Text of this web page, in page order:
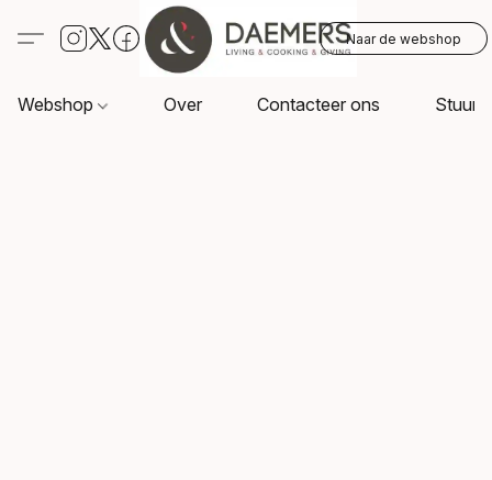
Naar de webshop
Webshop Over Contacteer ons Stuur